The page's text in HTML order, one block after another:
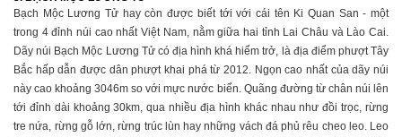
Bạch Mộc Lương Tử hay còn được biết tới với cái tên Ki Quan San - một
trong 4 đỉnh núi cao nhất Việt Nam, nằm giữa hai tỉnh Lai Châu và Lào Cai.
Dãy núi Bạch Mộc Lương Tử có địa hình khá hiểm trở, là địa điểm phượt Tây
Bắc hấp dẫn được dân phượt khai phá từ 2012. Ngọn cao nhất của dãy núi
này cao khoảng 3046m so với mực nước biển. Quãng đường từ chân núi lên
tới đỉnh dài khoảng 30km, qua nhiều địa hình khác nhau như đồi trọc, rừng
tre nứa, rừng gỗ lớn, rừng trúc lùn hay những vách đá phủ rêu cheo leo. Leo